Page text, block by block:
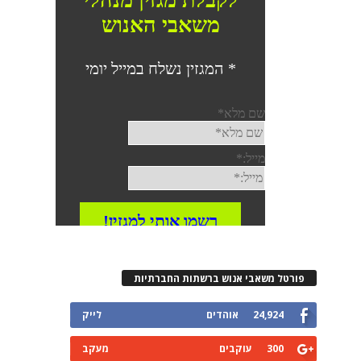
פורטל משאבי אנוש ברשתות החברתיות
24,924 אוהדים לייק
300 עוקבים מעקב